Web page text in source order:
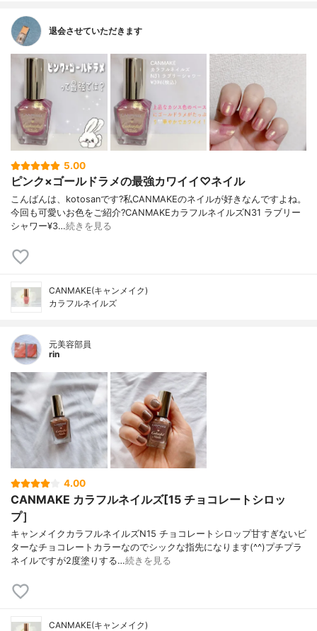
退会させていただきます
5.00
ピンク×ゴールドラメの最強カワイイ♡ネイル
こんばんは、kotosanです?私CANMAKEのネイルが好きなんですよね。
今回も可愛いお色をご紹介?CANMAKEカラフルネイルズN31 ラブリー
シャワー¥3…続きを見る
CANMAKE(キャンメイク)
カラフルネイルズ
元美容部員
rin
4.00
CANMAKE カラフルネイルズ[15 チョコレートシロッ
プ］
キャンメイクカラフルネイルズN15 チョコレートシロップ甘すぎないビ
ターなチョコレートカラーなのでシックな指先になります(^^)プチプラ
ネイルですが2度塗りする…続きを見る
CANMAKE(キャンメイク)